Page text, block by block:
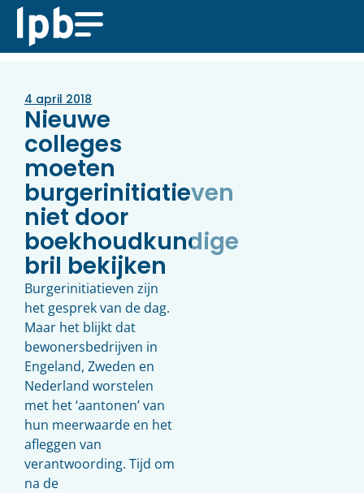
4 april 2018
Nieuwe
colleges
moeten
burgerinitiatieven
niet door
boekhoudkundige
bril bekijken
Burgerinitiatieven zijn
het gesprek van de dag.
Maar het blijkt dat
bewonersbedrijven in
Engeland, Zweden en
Nederland worstelen
met het ‘aantonen’ van
hun meerwaarde en het
afleggen van
verantwoording. Tijd om
na de